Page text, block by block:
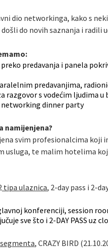
dio networkinga, kako s
do novih saznanja i radili
predavanja i panela
predavanjima,
razgovor s vodećim ljudima
networking dinner party
namijenjena?
svim profesionalcima
usluga, te malim hotelima
tipa ulaznica, 2-day pass i 2-
konferenciji, session
sve što i 2-DAY PASS
, CRAZY BIRD